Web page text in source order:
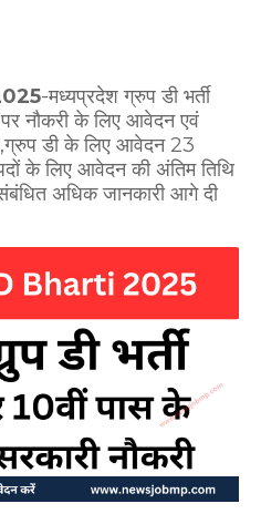
-मध्यप्रदेश ग्रुप डी भर्ती
नौकरी के लिए आवेदन एवं
डी के लिए आवेदन 23
के लिए आवेदन की अंतिम तिथि
अधिक जानकारी आगे दी